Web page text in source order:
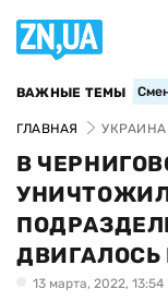
ВАЖНЫЕ ТЕМЫ
ГЛАВНАЯ УКРАИНА
В
ДВИГАЛОСЬ
13 марта, 2022, 13:54